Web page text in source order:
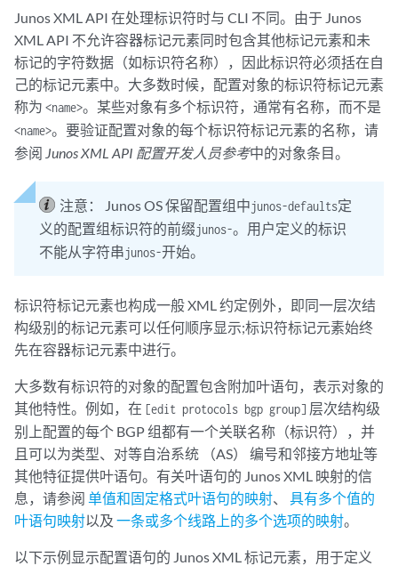
Junos XML API 在处理标识符时与 CLI 不同。由于 Junos
XML API 不允许容器标记元素同时包含其他标记元素和未
标记的字符数据（如标识符名称），因此标识符必须括在自
己的标记元素中。大多数时候，配置对象的标识符标记元素
称为 <name>。某些对象有多个标识符，通常有名称，而不是
<name>。要验证配置对象的每个标识符标记元素的名称，请
参阅 Junos XML API 配置开发人员参考中的对象条目。
注意： Junos OS 保留配置组中junos-defaults定
义的配置组标识符的前缀junos-。用户定义的标识
不能从字符串junos-开始。
标识符标记元素也构成一般 XML 约定例外，即同一层次结
构级别的标记元素可以任何顺序显示;标识符标记元素始终
先在容器标记元素中进行。
大多数有标识符的对象的配置包含附加叶语句，表示对象的
其他特性。例如，在 [edit protocols bgp group] 层次结构级
别上配置的每个 BGP 组都有一个关联名称（标识符），并
且可以为类型、对等自治系统 （AS） 编号和邻接方地址等
其他特征提供叶语句。有关叶语句的 Junos XML 映射的信
息，请参阅 单值和固定格式叶语句的映射、 具有多个值的
叶语句映射以及 一条或多个线路上的多个选项的映射。
以下示例显示配置语句的 Junos XML 标记元素，用于定义